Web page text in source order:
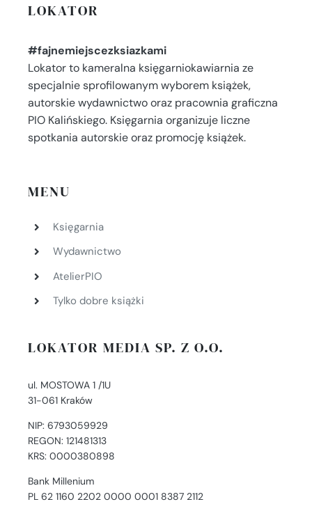
LOKATOR
#fajnemiejscezksiazkami
Lokator to kameralna księgarniokawiarnia ze
specjalnie sprofilowanym wyborem książek,
autorskie wydawnictwo oraz pracownia graficzna
PIO Kalińskiego. Księgarnia organizuje liczne
spotkania autorskie oraz promocję książek.
MENU
Księgarnia
Wydawnictwo
AtelierPIO
Tylko dobre książki
LOKATOR MEDIA SP. Z O.O.
ul. MOSTOWA 1 /1U
31-061 Kraków
NIP: 6793059929
REGON: 121481313
KRS: 0000380898
Bank Millenium
PL 62 1160 2202 0000 0001 8387 2112